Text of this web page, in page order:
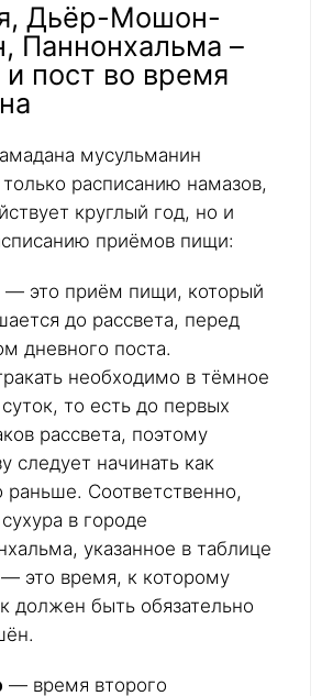
Дьёр-Мошон-
Паннонхальма –
пост во время
мусульманин
расписанию намазов,
круглый год, но и
приёмов пищи:
— это приём пищи, который
до рассвета, перед
дневного поста.
необходимо в тёмное
то есть до первых
рассвета, поэтому
следует начинать как
Соответственно,
в городе
указанное в таблице
это время, к которому
должен быть обязательно
— время второго